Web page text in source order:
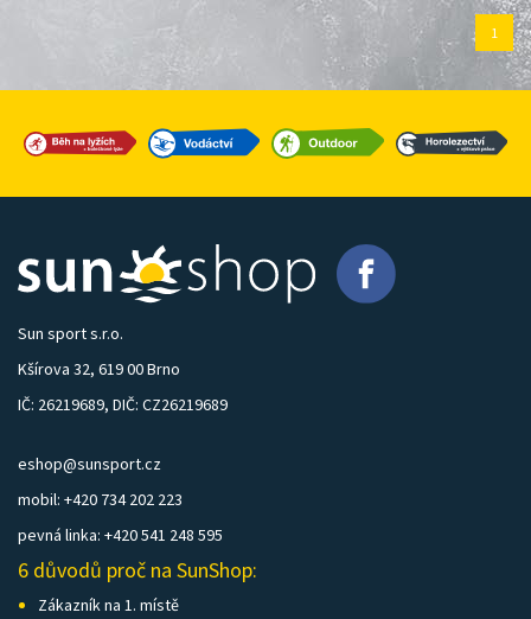
1
Sun sport s.r.o.
Kšírova 32, 619 00 Brno
IČ: 26219689, DIČ: CZ26219689
eshop@sunsport.cz
mobil: +420 734 202 223
pevná linka: +420 541 248 595
6 důvodů proč na SunShop:
Zákazník na 1. místě